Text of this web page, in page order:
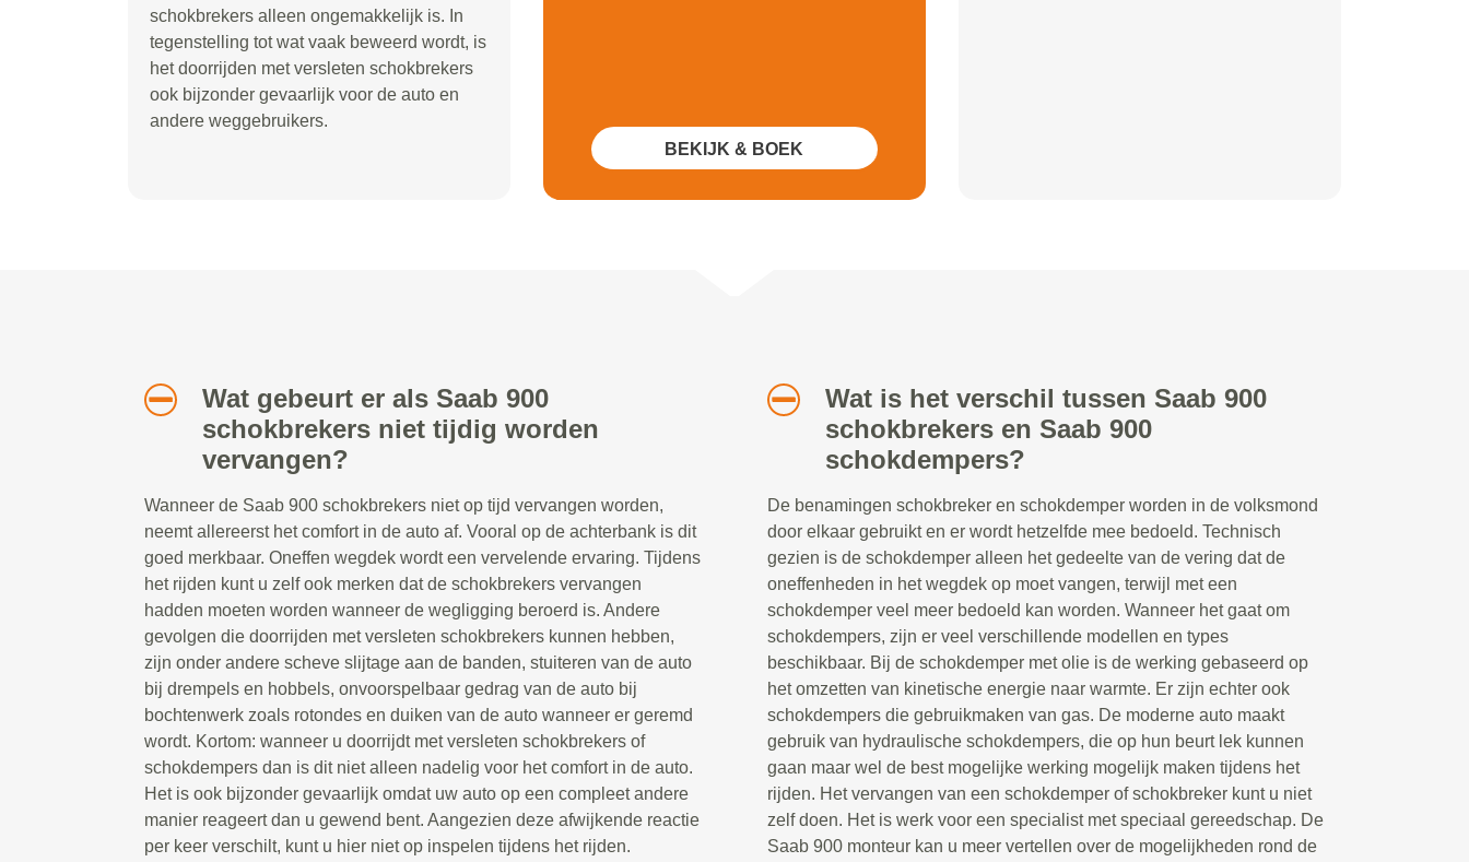
schokbrekers alleen ongemakkelijk is. In
tegenstelling tot wat vaak beweerd wordt, is
het doorrijden met versleten schokbrekers
ook bijzonder gevaarlijk voor de auto en
andere weggebruikers.
BEKIJK & BOEK
Wat gebeurt er als Saab 900
schokbrekers niet tijdig worden
vervangen?
Wanneer de Saab 900 schokbrekers niet op tijd vervangen worden,
neemt allereerst het comfort in de auto af. Vooral op de achterbank is dit
goed merkbaar. Oneffen wegdek wordt een vervelende ervaring. Tijdens
het rijden kunt u zelf ook merken dat de schokbrekers vervangen
hadden moeten worden wanneer de wegligging beroerd is. Andere
gevolgen die doorrijden met versleten schokbrekers kunnen hebben,
zijn onder andere scheve slijtage aan de banden, stuiteren van de auto
bij drempels en hobbels, onvoorspelbaar gedrag van de auto bij
bochtenwerk zoals rotondes en duiken van de auto wanneer er geremd
wordt. Kortom: wanneer u doorrijdt met versleten schokbrekers of
schokdempers dan is dit niet alleen nadelig voor het comfort in de auto.
Het is ook bijzonder gevaarlijk omdat uw auto op een compleet andere
manier reageert dan u gewend bent. Aangezien deze afwijkende reactie
per keer verschilt, kunt u hier niet op inspelen tijdens het rijden.
Wat is het verschil tussen Saab 900
schokbrekers en Saab 900
schokdempers?
De benamingen schokbreker en schokdemper worden in de volksmond
door elkaar gebruikt en er wordt hetzelfde mee bedoeld. Technisch
gezien is de schokdemper alleen het gedeelte van de vering dat de
oneffenheden in het wegdek op moet vangen, terwijl met een
schokdemper veel meer bedoeld kan worden. Wanneer het gaat om
schokdempers, zijn er veel verschillende modellen en types
beschikbaar. Bij de schokdemper met olie is de werking gebaseerd op
het omzetten van kinetische energie naar warmte. Er zijn echter ook
schokdempers die gebruikmaken van gas. De moderne auto maakt
gebruik van hydraulische schokdempers, die op hun beurt lek kunnen
gaan maar wel de best mogelijke werking mogelijk maken tijdens het
rijden. Het vervangen van een schokdemper of schokbreker kunt u niet
zelf doen. Het is werk voor een specialist met speciaal gereedschap. De
Saab 900 monteur kan u meer vertellen over de mogelijkheden rond de